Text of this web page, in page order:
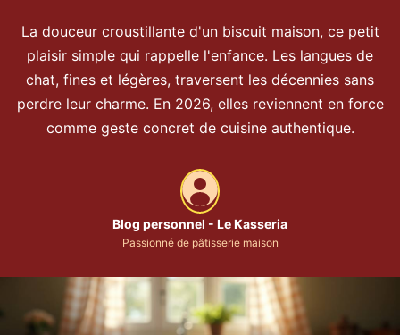
La douceur croustillante d'un biscuit maison, ce petit
plaisir simple qui rappelle l'enfance. Les langues de
chat, fines et légères, traversent les décennies sans
perdre leur charme. En 2026, elles reviennent en force
comme geste concret de cuisine authentique.
Blog personnel - Le Kasseria
Passionné de pâtisserie maison